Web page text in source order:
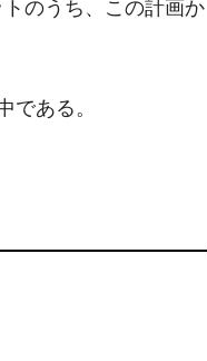
のうち、この計画か
ある。